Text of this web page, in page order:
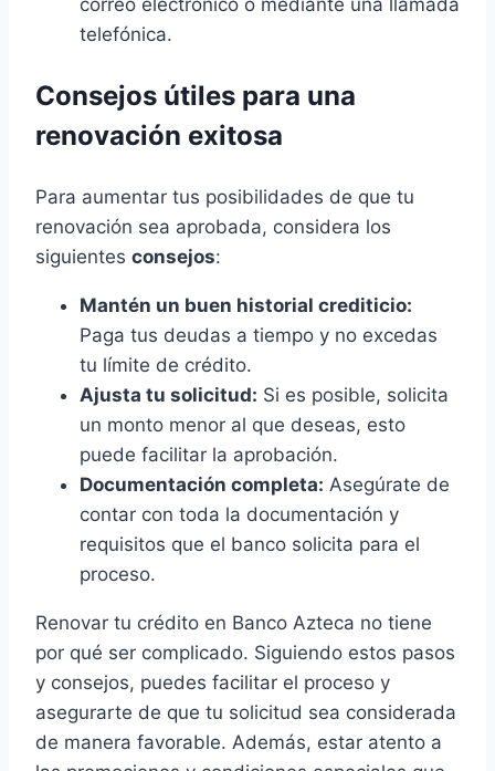
telefónica.
Consejos útiles para una
renovación exitosa
Para aumentar tus posibilidades de que tu
renovación sea aprobada, considera los
siguientes consejos:
Mantén un buen historial crediticio:
Paga tus deudas a tiempo y no excedas
tu límite de crédito.
Ajusta tu solicitud: Si es posible, solicita
un monto menor al que deseas, esto
puede facilitar la aprobación.
Documentación completa: Asegúrate de
contar con toda la documentación y
requisitos que el banco solicita para el
proceso.
Renovar tu crédito en Banco Azteca no tiene
por qué ser complicado. Siguiendo estos pasos
y consejos, puedes facilitar el proceso y
asegurarte de que tu solicitud sea considerada
de manera favorable. Además, estar atento a